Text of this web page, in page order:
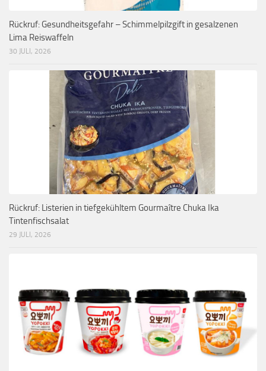
Rückruf: Gesundheitsgefahr – Schimmelpilzgift in gesalzenen
Lima Reiswaffeln
30 JULI, 2026
Rückruf: Listerien in tiefgekühltem Gourmaître Chuka Ika
Tintenfischsalat
29 JULI, 2026